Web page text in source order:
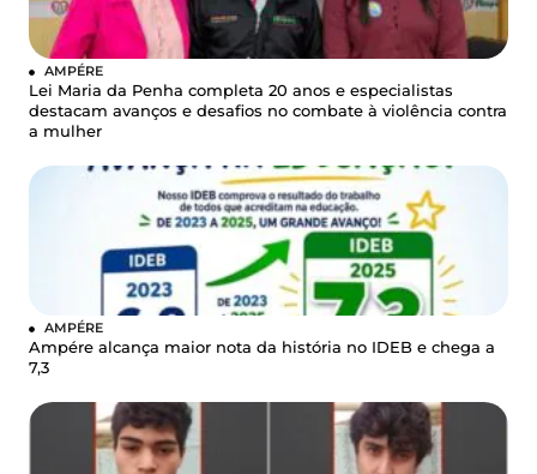
AMPÉRE
Lei Maria da Penha completa 20 anos e especialistas
destacam avanços e desafios no combate à violência contra
a mulher
AMPÉRE
Ampére alcança maior nota da história no IDEB e chega a
7,3